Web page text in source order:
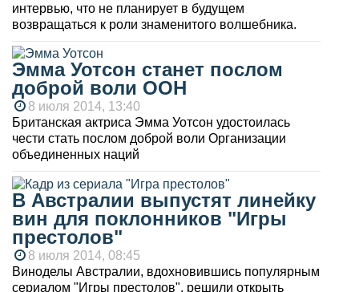
интервью, что не планирует в будущем
возвращаться к роли знаменитого волшебника.
Эмма Уотсон станет послом
доброй воли ООН
8 июля 2014, 13:40
Британская актриса Эмма Уотсон удостоилась
чести стать послом доброй воли Организации
объединенных наций
В Австралии выпустят линейку
вин для поклонников "Игры
престолов"
8 июля 2014, 08:45
Виноделы Австралии, вдохновившись популярным
сериалом "Игры престолов", решили открыть